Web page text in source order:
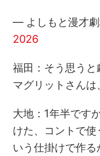
— よしもと漫才
2026
福田：そう思う
マグリットさんは
大地：1年半です
けた、コントで
いう仕掛けで作